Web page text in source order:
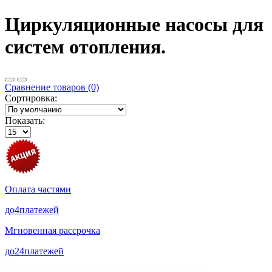
Циркуляционные насосы для
систем отопления.
Сравнение товаров (0)
Сортировка:
Показать:
Оплата частями
до4платежей
Мгновенная рассрочка
до24платежей